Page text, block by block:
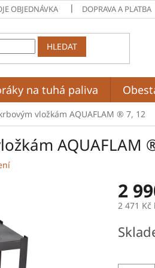
OBJEDNÁVKA DOPRAVA A PLATBA
HLEDAT
na tuhá paliva
vložkám AQUAFLAM ® 7, 12
AQUAFLAM
2
2 471 Kč
cena: